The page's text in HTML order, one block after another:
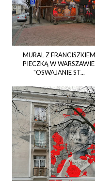
MURAL Z FRANCISZKIEM
PIECZKĄ W WARSZAWIE.
"OSWAJANIE ST...